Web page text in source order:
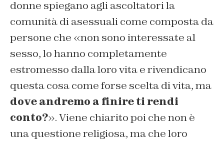
donne spiegano agli ascoltatori la
comunità di asessuali come composta da
persone che «non sono interessate al
sesso, lo hanno completamente
estromesso dalla loro vita e rivendicano
questa cosa come forse scelta di vita, ma
dove andremo a finire ti rendi
conto?». Viene chiarito poi che non è
una questione religiosa, ma che loro